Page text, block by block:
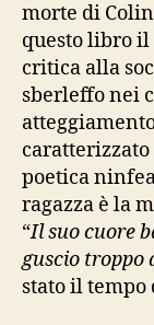
morte di
questo libro
critica alla
sberleffo nei
poetica
ragazza è la
“Il suo cuore
guscio troppo
stato il tempo